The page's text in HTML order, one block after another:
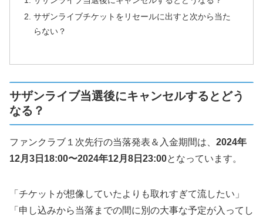
サザンライブチケットをリセールに出すと次から当た
らない？
サザンライブ当選後にキャンセルするとどう
なる？
ファンクラブ１次先行の当落発表＆入金期間は、 2024年
12月3日18:00〜2024年12月8日23:00となっています。
「チケットが想像していたよりも取れすぎて流したい」
「申し込みから当落までの間に別の大事な予定が入ってし